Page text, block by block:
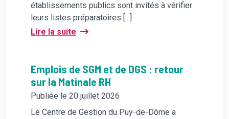
établissements publics sont invités à vérifier
leurs listes préparatoires [...]
Lire la suite
Emplois de SGM et de DGS : retour
sur la Matinale RH
Publiée le 20 juillet 2026
Le Centre de Gestion du Puy-de-Dôme a